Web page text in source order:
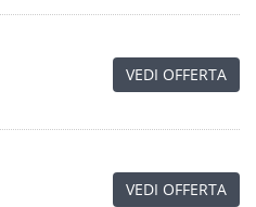
VEDI OFFERTA
VEDI OFFERTA